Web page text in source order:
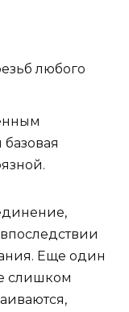
любого
Еще один
слишком